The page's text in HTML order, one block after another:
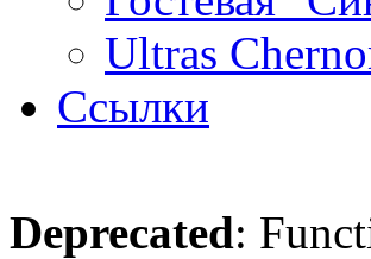
Ultras
Ссылки
Deprecated: